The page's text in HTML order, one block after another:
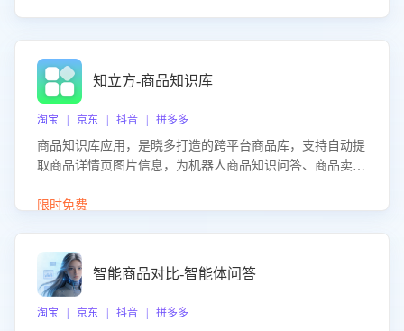
知立方-商品知识库
淘宝 | 京东 | 抖音 | 拼多多
商品知识库应用，是晓多打造的跨平台商品库，支持自动提
取商品详情页图片信息，为机器人商品知识问答、商品卖点
限时免费
智能商品对比-智能体问答
淘宝 | 京东 | 抖音 | 拼多多